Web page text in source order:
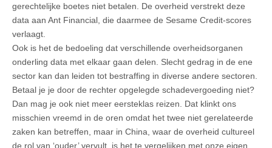
gerechtelijke boetes niet betalen. De overheid verstrekt deze
data aan Ant Financial, die daarmee de Sesame Credit-scores
verlaagt.
Ook is het de bedoeling dat verschillende overheidsorganen
onderling data met elkaar gaan delen. Slecht gedrag in de ene
sector kan dan leiden tot bestraffing in diverse andere sectoren.
Betaal je je door de rechter opgelegde schadevergoeding niet?
Dan mag je ook niet meer eersteklas reizen. Dat klinkt ons
misschien vreemd in de oren omdat het twee niet gerelateerde
zaken kan betreffen, maar in China, waar de overheid cultureel
de rol van ‘ouder’ vervult, is het te vergelijken met onze eigen